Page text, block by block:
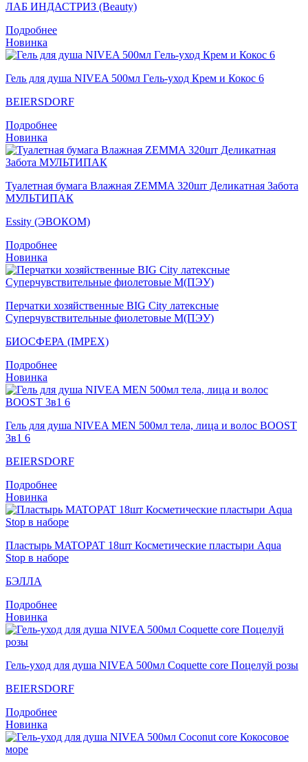
ЛАБ ИНДАСТРИЗ (Beauty)
Подробнее
Новинка
Гель для душа NIVEA 500мл Гeль-уход Крем и Кокос 6
BEIERSDORF
Подробнее
Новинка
Туалетная бумага Влажная ZEMMA 320шт Деликатная Забота
МУЛЬТИПАК
Essity (ЭВОКОМ)
Подробнее
Новинка
Перчатки хозяйственные BIG City латексные
Суперчувствительные фиолетовые M(ПЭУ)
БИОСФЕРА (IMPEX)
Подробнее
Новинка
Гель для душа NIVEA MEN 500мл тела, лица и волос BOOST
3в1 6
BEIERSDORF
Подробнее
Новинка
Пластырь MATOPAT 18шт Косметические пластыри Aqua
Stop в наборе
БЭЛЛА
Подробнее
Новинка
Гель-уход для душа NIVEA 500мл Coquette core Поцелуй розы
BEIERSDORF
Подробнее
Новинка